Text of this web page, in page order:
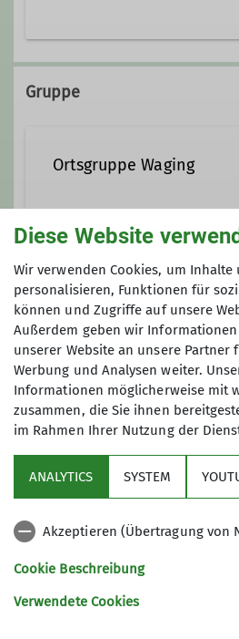
+49 171 3312152
Qualifikationen
Fachübungsleiter*in
Ämter
Beisitzer*in
Waging
Gruppe
Ortsgruppe Waging
Maximale Teilnehmeranzahl
8
wichtige Infos
Partner
Diese Website
Wir verwenden Cookies, um Inhalte
personalisieren, Funktionen für
können und Zugriffe auf unsere
Außerdem geben wir
unserer Website an unsere Partner
Werbung und Analysen weiter.
Informationen möglicherweise mit
zusammen, die Sie ihnen
im Rahmen Ihrer Nutzung der
ANALYTICS SYSTEM
Akzeptieren (Übertragung von
Cookie Beschreibung
Verwendete Cookies